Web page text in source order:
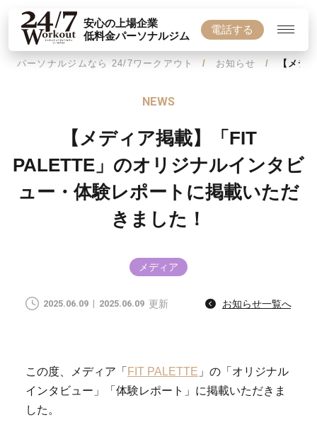
安心の上場企業
低料金パーソナルジム
電話する
パーソナルジムなら 24/7ワークアウト お知らせ 【メデ
NEWS
【メディア掲載】「FIT
PALETTE」のオリジナルインタビ
ュー・体験レポートに掲載いただ
きました！
メディア
2025.06.09 2025.06.09 更新 お知らせ一覧へ
この度、メディア「FIT PALETTE 」の「オリジナル
インタビュー」「体験レポート」に掲載いただきま
した。